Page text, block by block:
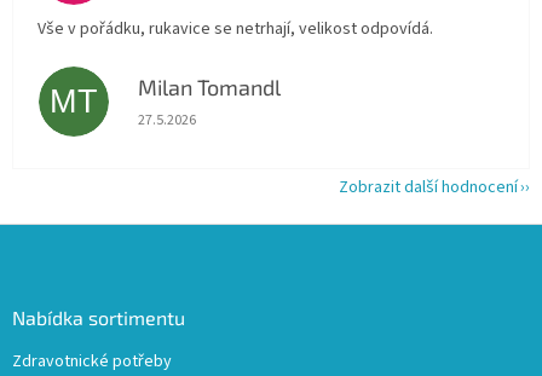
Vše v pořádku, rukavice se netrhají, velikost odpovídá.
MT Milan Tomandl
Hodnocení obchodu je 5 z 5 hvězdiček.
27.5.2026
Zobrazit další hodnocení
Nabídka sortimentu
Zdravotnické potřeby